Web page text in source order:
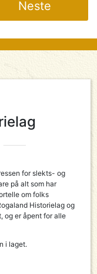
Neste
for slekts- og
på alt som har
om folks
Historielag og
og er åpent for alle
i laget.